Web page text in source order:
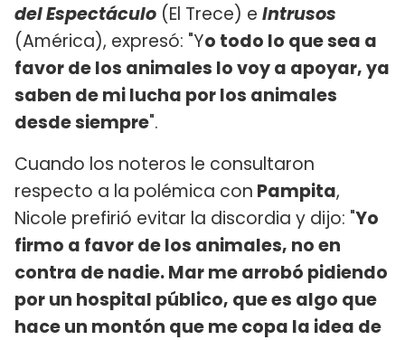
del Espectáculo (El Trece) e Intrusos
(América), expresó: "Yo todo lo que sea a
favor de los animales lo voy a apoyar, ya
saben de mi lucha por los animales
desde siempre".
Cuando los noteros le consultaron
respecto a la polémica con Pampita,
Nicole prefirió evitar la discordia y dijo: "Yo
firmo a favor de los animales, no en
contra de nadie. Mar me arrobó pidiendo
por un hospital público, que es algo que
hace un montón que me copa la idea de